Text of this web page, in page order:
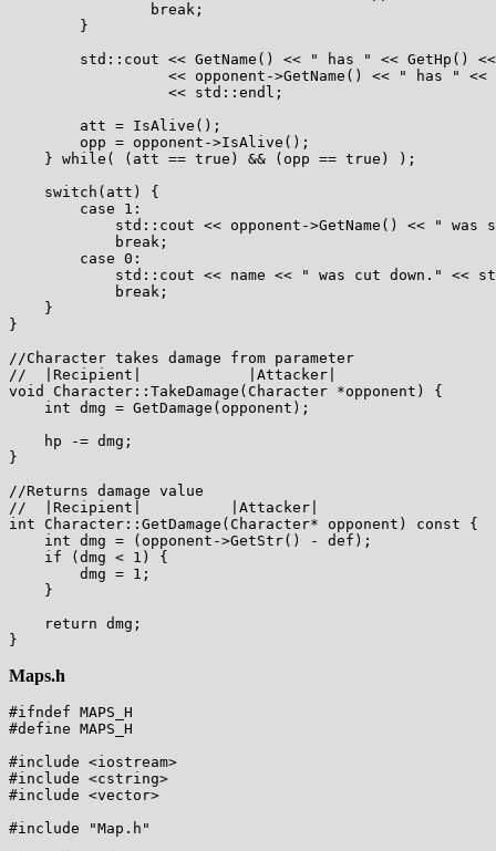
                break;
        }
std::cout << GetName() << " has " << GetHp()
<< opponent->GetName() << " has "
                  << std::endl;
        att = IsAlive();
        opp = opponent->IsAlive();
    } while( (att == true) && (opp == true) );
    switch(att) {
        case 1:
std::cout << opponent->GetName() << " was
            break;
        case 0:
std::cout << name << " was cut down." <<
            break;
    }
}
//Character takes damage from parameter
//  |Recipient|            |Attacker|
void Character::TakeDamage(Character *opponent) {
    int dmg = GetDamage(opponent);
    hp -= dmg;
}
//Returns damage value
//  |Recipient|          |Attacker|
int Character::GetDamage(Character* opponent) const {
    int dmg = (opponent->GetStr() - def);
    if (dmg < 1) {
        dmg = 1;
    }
    return dmg;
Maps.h
#ifndef MAPS_H
#define MAPS_H
#include <iostream>
#include <cstring>
#include <vector>
#include "Map.h"